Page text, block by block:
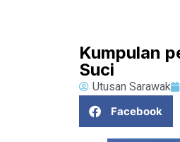
Kumpulan
Suci
Utusan Sarawak
Facebook